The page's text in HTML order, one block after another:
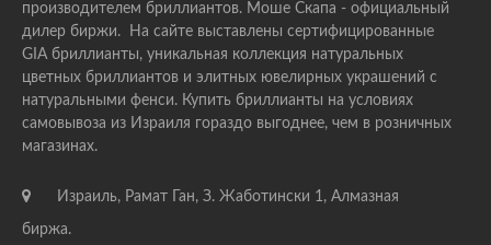
производителем бриллиантов. Моше Скапа - официальный
дилер биржи. На сайте выставлены сертифицированные
GIA бриллианты, уникальная коллекция натуральных
цветных бриллиантов и элитных ювелирных украшений с
натуральными фенси. Купить бриллианты на условиях
самовывоза из Израиля гораздо выгоднее, чем в розничных
магазинах.
Израиль, Рамат Ган, З. Жаботински 1, Алмазная
биржа.